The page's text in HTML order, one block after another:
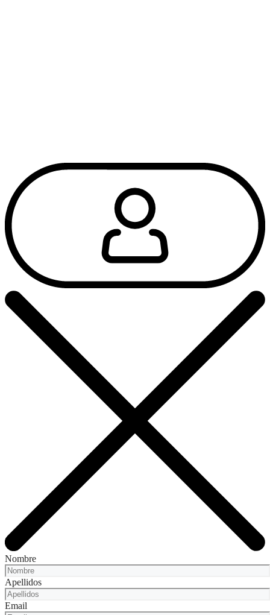
Nombre
Apellidos
Email